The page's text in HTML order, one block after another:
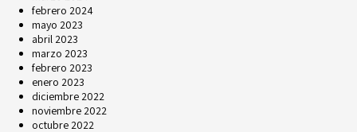
febrero 2024
mayo 2023
abril 2023
marzo 2023
febrero 2023
enero 2023
diciembre 2022
noviembre 2022
octubre 2022